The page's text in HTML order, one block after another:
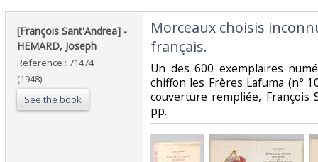
‎[François Sant'Andrea] - ‎
‎HEMARD, Joseph‎
Reference : 71474
(1948)
See the book
‎Morceaux choisis
français.‎
‎Un des 600 exemplaires
chiffon les Frères Lafuma (n°
couverture rempliée, François
pp.‎